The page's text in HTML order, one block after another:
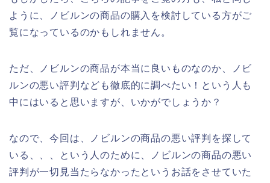
ように、ノビルンの商品の購入を検討している方がご
覧になっているのかもしれません。
ただ、ノビルンの商品が本当に良いものなのか、ノビ
ルンの悪い評判なども徹底的に調べたい！という人も
中にはいると思いますが、いかがでしょうか？
なので、今回は、ノビルンの商品の悪い評判を探して
いる、、、という人のために、ノビルンの商品の悪い
評判が一切見当たらなかったというお話をさせていた